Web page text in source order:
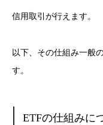
信用取引が行えます。
以下、その仕組み一般
す。
ETFの仕組みに